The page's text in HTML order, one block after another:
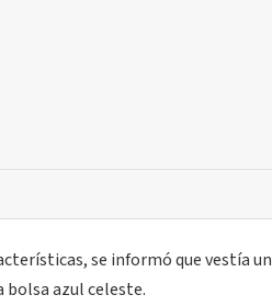
se informó que vestía un
azul celeste.